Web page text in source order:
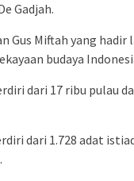
Gadjah.
Gus Miftah yang
budaya
dari 17 ribu pulau
dari 1.728 adat